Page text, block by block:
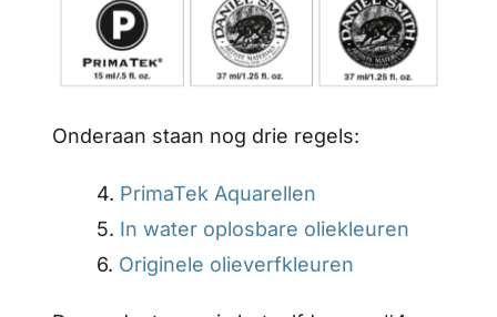
Onderaan staan nog drie regels:
4. PrimaTek Aquarellen
5. In water oplosbare oliekleuren
6. Originele olieverfkleuren